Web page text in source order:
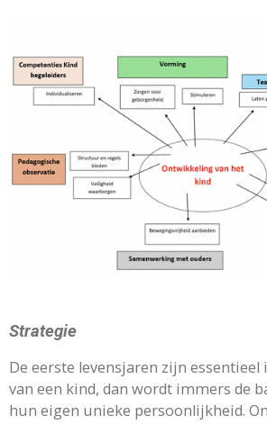
Strategie
De eerste levensjaren zijn
van een kind, dan wordt immers de
hun eigen unieke persoonlijkheid.